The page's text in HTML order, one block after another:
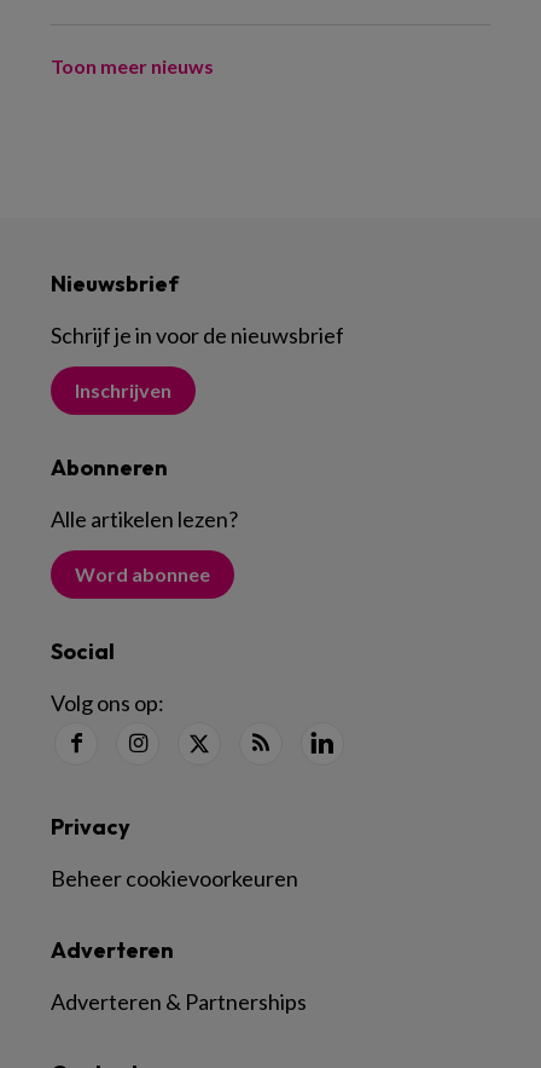
Toon meer nieuws
Nieuwsbrief
Schrijf je in voor de nieuwsbrief
Inschrijven
Abonneren
Alle artikelen lezen?
Word abonnee
Social
Volg ons op:
Adverteren
Adverteren & Partnerships
Privacy
Beheer cookievoorkeuren